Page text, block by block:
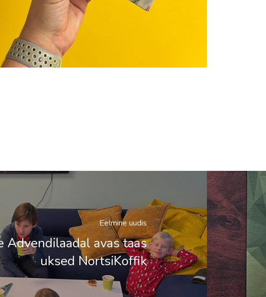
Eelmine uudis
Advendilaadal avas taas
uksed NortsiKoffik